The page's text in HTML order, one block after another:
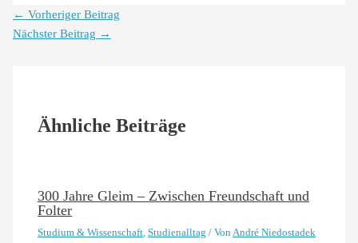
← Vorheriger Beitrag
Nächster Beitrag →
Ähnliche Beiträge
300 Jahre Gleim – Zwischen Freundschaft und
Folter
Studium & Wissenschaft,Studienalltag / VonAndré Niedostadek